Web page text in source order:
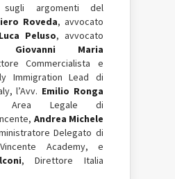
sugli argomenti del
Roveda, avvocato
Luca Peluso, avvocato
Giovanni Maria
Commercialista e
Immigration Lead di
l’Avv. Emilio Ronga
Area Legale di
Andrea Michele
Delegato di
Academy, e
, Direttore Italia